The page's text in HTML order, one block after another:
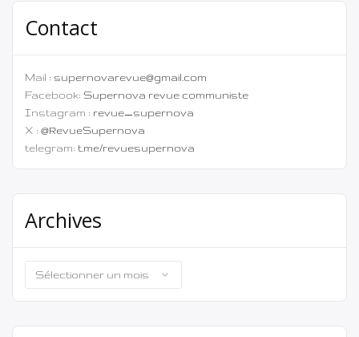
Contact
Mail : supernovarevue@gmail.com
Facebook: Supernova revue communiste
Instagram : revue_supernova
X : @RevueSupernova
telegram: t.me/revuesupernova
Archives